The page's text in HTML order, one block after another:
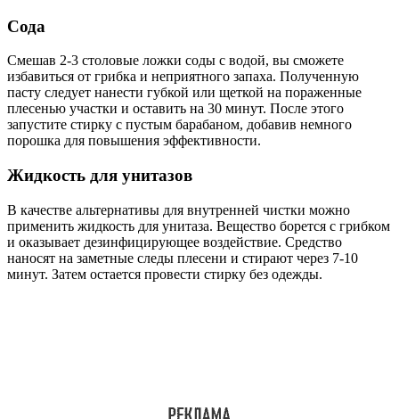
Сода
Смешав 2-3 столовые ложки соды с водой, вы сможете
избавиться от грибка и неприятного запаха. Полученную
пасту следует нанести губкой или щеткой на пораженные
плесенью участки и оставить на 30 минут. После этого
запустите стирку с пустым барабаном, добавив немного
порошка для повышения эффективности.
Жидкость для унитазов
В качестве альтернативы для внутренней чистки можно
применить жидкость для унитаза. Вещество борется с грибком
и оказывает дезинфицирующее воздействие. Средство
наносят на заметные следы плесени и стирают через 7-10
минут. Затем остается провести стирку без одежды.